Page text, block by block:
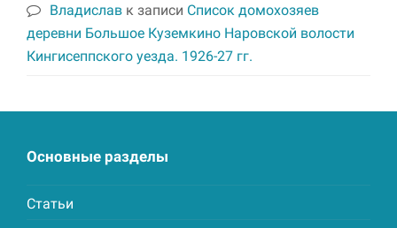
Владислав к записи Список домохозяев
деревни Большое Куземкино Наровской волости
Кингисеппского уезда. 1926-27 гг.
Основные разделы
Статьи